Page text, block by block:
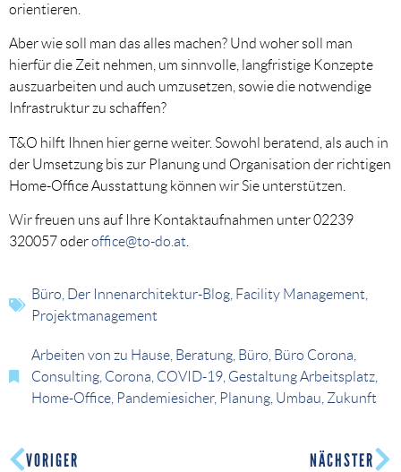
orientieren.
Aber wie soll man das alles machen? Und woher soll man
hierfür die Zeit nehmen, um sinnvolle, langfristige Konzepte
auszuarbeiten und auch umzusetzen, sowie die notwendige
Infrastruktur zu schaffen?
T&O hilft Ihnen hier gerne weiter. Sowohl beratend, als auch in
der Umsetzung bis zur Planung und Organisation der richtigen
Home-Office Ausstattung können wir Sie unterstützen.
Wir freuen uns auf Ihre Kontaktaufnahmen unter 02239
320057 oderoffice@to-do.at
Büro Der Innenarchitektur-Blog Facility Management
Projektmanagement
Arbeiten von zu Hause Beratung Büro Büro Corona
Consulting Corona COVID-19 Gestaltung Arbeitsplatz
Home-Office Pandemiesicher, Planung Umbau Zukunft
VORIGER NÄCHSTER